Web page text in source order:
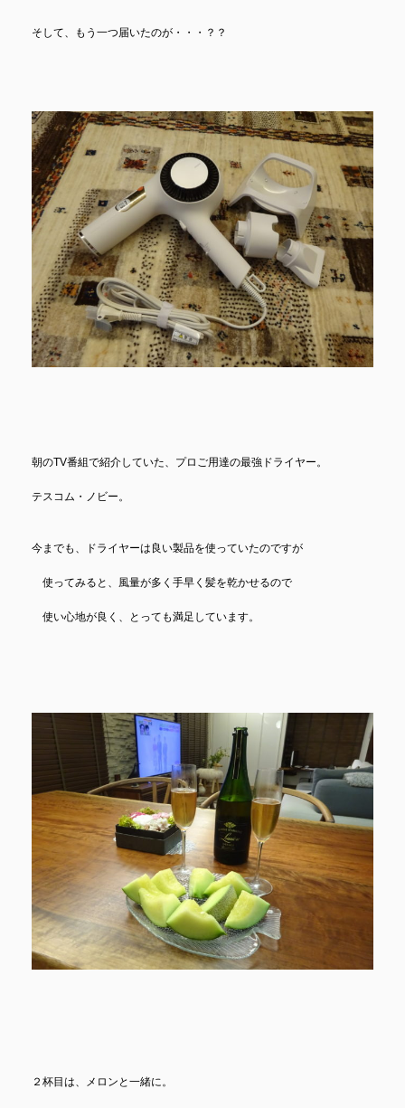
そして、もう一つ届いたのが・・・？？
朝のTV番組で紹介していた、プロご用達の最強ドライヤー。
テスコム・ノビー。
今までも、ドライヤーは良い製品を使っていたのですが
使ってみると、風量が多く手早く髪を乾かせるので
使い心地が良く、とっても満足しています。
２杯目は、メロンと一緒に。